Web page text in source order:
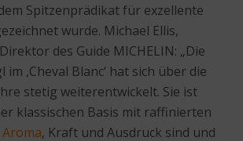
Spitzenprädikat für exzellente
wurde. Michael Ellis,
des Guide MICHELIN: „Die
im ,Cheval Blanc‘ hat sich über die
stetig weiterentwickelt. Sie ist
klassischen Basis mit raffinierten
Aroma, Kraft und Ausdruck sind und